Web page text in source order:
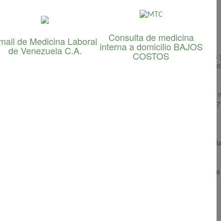
estudios que realizamos:
norma COVENIN 1565:1995. Realizamos sonometrías
el levantamiento de datos para realizar un mapa de ruido en los
a la norma COVENIN 2254:1995. Realizamos la medición de carga
Adicionalmente podemos determinar el
(ISO
a la norma COVENIN 2249:1993. Realizamos la determinación de
se realiza a través de un estudio de equipos láser o de
2252:1998.
y generalizada según la COVENIN 2250.
de Medicina Laboral
de Venezuela C.A.
Consulta de medicina
interna a domicilio BAJOS
COSTOS